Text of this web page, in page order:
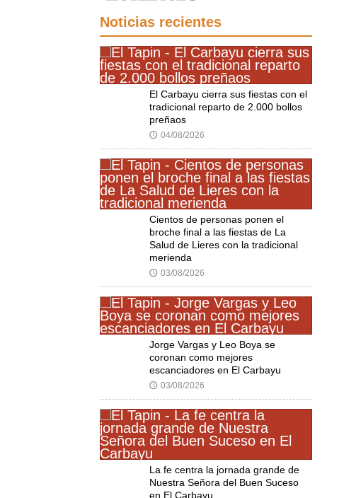
Noticias recientes
El Carbayu cierra sus fiestas con el
tradicional reparto de 2.000 bollos
preñaos
🕔 04/08/2026
Cientos de personas ponen el
broche final a las fiestas de La
Salud de Lieres con la tradicional
merienda
🕔 03/08/2026
Jorge Vargas y Leo Boya se
coronan como mejores
escanciadores en El Carbayu
🕔 03/08/2026
La fe centra la jornada grande de
Nuestra Señora del Buen Suceso
en El Carbayu